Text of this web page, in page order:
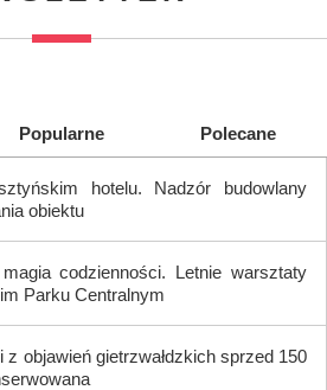
Popularne Polecane
hotelu. Nadzór budowlany
obiektu
codzienności. Letnie warsztaty
Parku Centralnym
z objawień gietrzwałdzkich sprzed 150